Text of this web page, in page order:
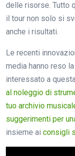
delle risorse. Tutto
il tour non solo si
anche i risultati.
Le recenti
media hanno reso
interessato a
al noleggio di
tuo archivio
suggerimenti per
insieme ai consigli